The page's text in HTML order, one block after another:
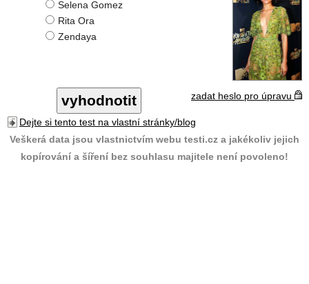
Selena Gomez
Rita Ora
Zendaya
zadat heslo pro úpravu
Dejte si tento test na vlastní stránky/blog
Veškerá data jsou vlastnictvím webu testi.cz a jakékoliv jejich
kopírování a šíření bez souhlasu majitele není povoleno!